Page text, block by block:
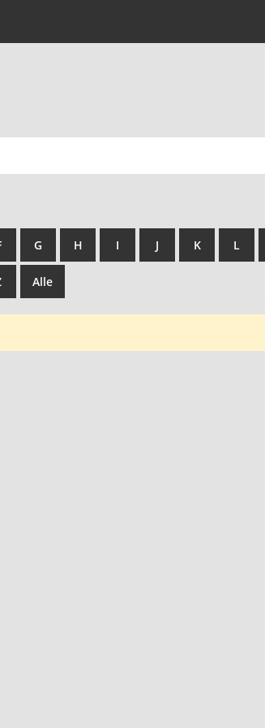
G H I J K L
Alle